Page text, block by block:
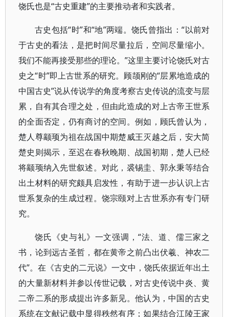
饶氏也是“古史重建”的主要推动者和实践者。
古史包括“时”和“地”两端。饶氏曾指出：“以前对
于古史的看法，是把时间尽量拉后，空间尽量缩小。
我们不能再接受那些的理论。”这里主要讨论饶氏对古
史之“时”即上古世系的研究。顾颉刚的“层累地造成的
中国古史”说从传说学的角度考察古史传说的流变与层
累，自有其合理之处，但由此造成的对上古帝王世系
的全面否定，仍有商讨的空间。例如，顾氏曾认为，
楚人尊颛顼为祖在战国中期楚威王灭越之后，安大简
楚史则揭示，至迟在春秋晚期、战国初期，楚人已经
将颛顼纳入先世叙述。对此，裘锡圭、郭永秉等结合
出土材料的研究颇具启发性，有助于进一步认识上古
世系复杂的生成过程。饶宗颐对上古世系亦有专门研
究。
饶氏《史与礼》一文强调，“法、道、儒三家之
书，论到远古圣哲，都在黄帝之前凸出伏羲、神农二
代”。在《古史的二元说》一文中，饶氏依据近年出土
的大量新材料并参以传世记载，对古史传说中炎、黄
二帝二系的形成提出许多新见。他认为，中国的古史
系统在文献记载中显得秩然有序；如果结合江陵王家